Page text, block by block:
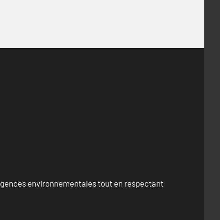
environnementales tout en respectant